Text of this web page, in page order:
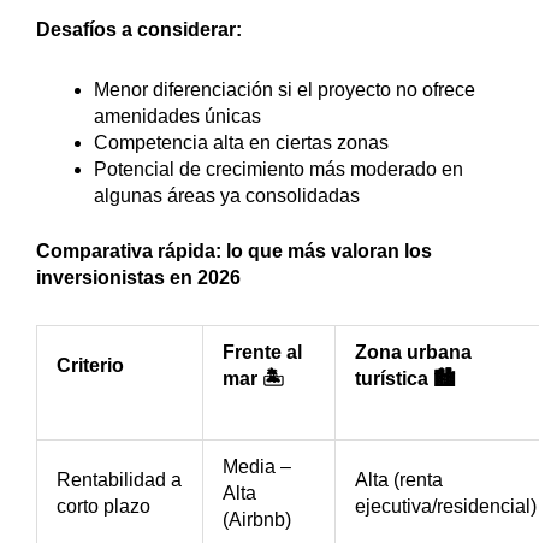
Desafíos a considerar:
Menor diferenciación si el proyecto no ofrece
amenidades únicas
Competencia alta en ciertas zonas
Potencial de crecimiento más moderado en
algunas áreas ya consolidadas
Comparativa rápida: lo que más valoran los
inversionistas en 2026
Criterio
Frente al
mar 🏝️
Zona urbana
turística 🏙️
Rentabilidad a
corto plazo
Media –
Alta
(Airbnb)
Alta (renta
ejecutiva/residencial)